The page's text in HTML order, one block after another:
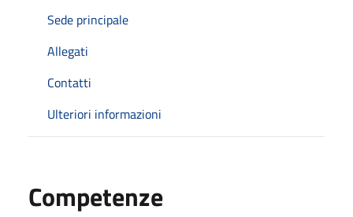
Sede principale
Allegati
Contatti
Ulteriori informazioni
Competenze